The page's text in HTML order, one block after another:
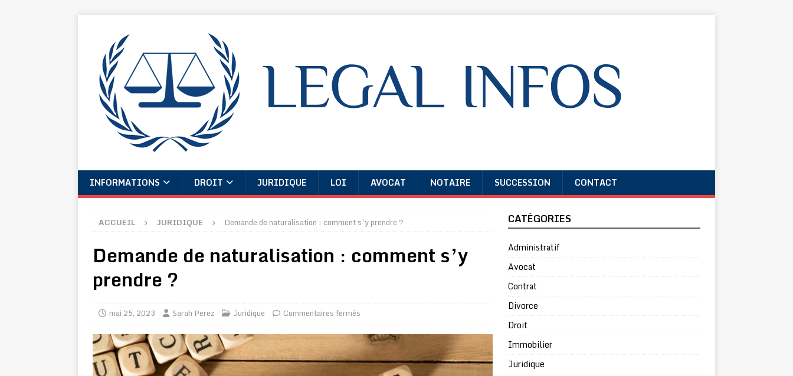
INFORMATIONS DROIT JURIDIQUE LOI AVOCAT NOTAIRE SUCCESSION CONTACT
ACCUEIL JURIDIQUE Demande de naturalisation : comment s’y prendre ?
Demande de naturalisation : comment s’y
prendre ?
mai 25, 2023 Sarah Perez Juridique Commentaires fermés
CATÉGORIES
Administratif
Avocat
Contrat
Divorce
Droit
Immobilier
Juridique